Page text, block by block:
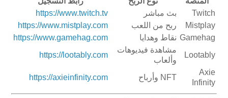
Twitch
بث مباشر
https://www.twitch.tv
Mistplay
ربح من اللعب
https://www.mistplay.com
Gamehag نقاط وهدايا
https://www.gamehag.com
Lootably
مشاهدة فيديوهات
وألعاب
https://lootably.com
Axie
Infinity
NFT وأرباح https://axieinfinity.com